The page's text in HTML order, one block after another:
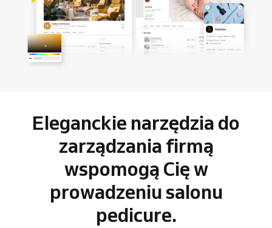
Eleganckie narzędzia do
zarządzania firmą
wspomogą Cię w
prowadzeniu salonu
pedicure.